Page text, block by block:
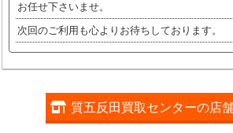
お任せ下さいませ。
次回のご利用も心よりお待ちしております。
質五反田買取センターの店